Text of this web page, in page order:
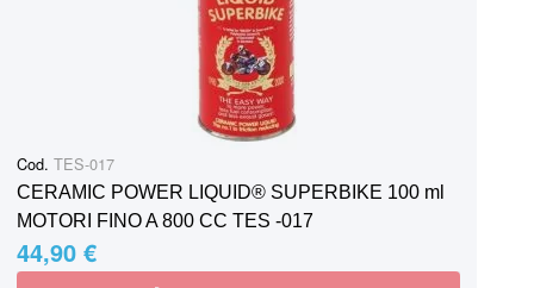
Cod. TES-017
CERAMIC POWER LIQUID® SUPERBIKE 100 ml
MOTORI FINO A 800 CC TES -017
44,90 €